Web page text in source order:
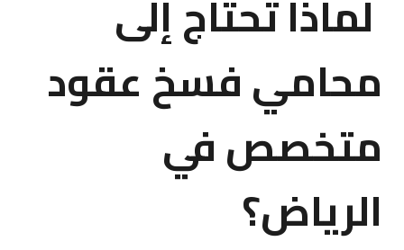
لماذا تحتاج إلى
محامي فسخ عقود
متخصص في
الرياض؟